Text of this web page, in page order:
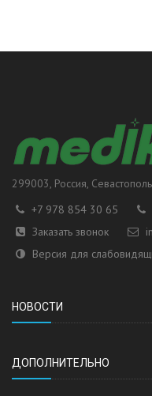
299003, Россия, Севастополь
+7 978 854 30 65
Заказать звонок
Версия для
НОВОСТИ
ДОПОЛНИТЕЛЬНО